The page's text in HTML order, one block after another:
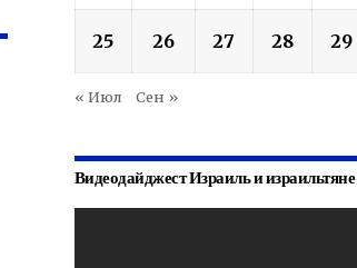
25 26 27 28 29
« Июл Сен »
Видеодайджест Израиль и израильтяне